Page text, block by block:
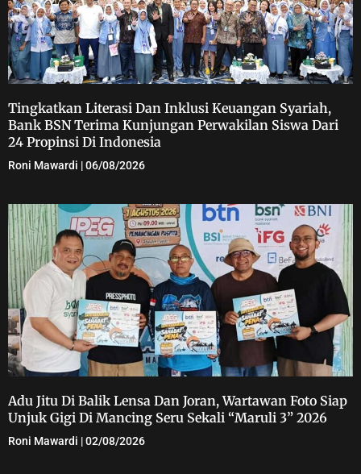
Tingkatkan Literasi Dan Inklusi Keuangan Syariah,
Bank BSN Terima Kunjungan Perwakilan Siswa Dari
24 Propinsi Di Indonesia
Roni Mawardi 06/08/2026
Adu Jitu Di Balik Lensa Dan Joran, Wartawan Foto Siap
Unjuk Gigi Di Mancing Seru Sekali “Maruli 3” 2026
Roni Mawardi 02/08/2026